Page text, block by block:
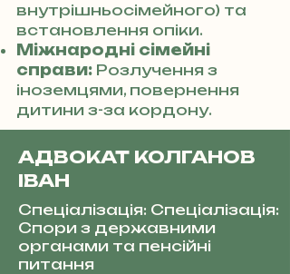
внутрішньосімейного) та
встановлення опіки.
Міжнародні сімейні
справи: Розлучення з
іноземцями, повернення
дитини з-за кордону.
АДВОКАТ КОЛГАНОВ
ІВАН
Спеціалізація: Спеціалізація:
Спори з державними
органами та пенсійні
питання